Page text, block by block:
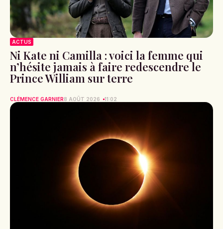
ACTUS
Ni Kate ni Camilla : voici la femme qui
n’hésite jamais à faire redescendre le
Prince William sur terre
CLÉMENCE GARNIER8 AOÛT 2026 11:02